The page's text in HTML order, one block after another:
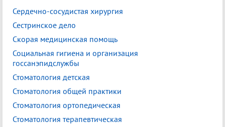
Сердечно-сосудистая хирургия
Сестринское дело
Скорая медицинская помощь
Социальная гигиена и организация
госсанэпидслужбы
Стоматология детская
Стоматология общей практики
Стоматология ортопедическая
Стоматология терапевтическая